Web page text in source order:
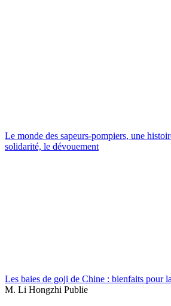
Le monde des sapeurs-pompiers, une
solidarité, le dévouement
Les baies de goji de Chine : bienfaits pour
M. Li Hongzhi Publie